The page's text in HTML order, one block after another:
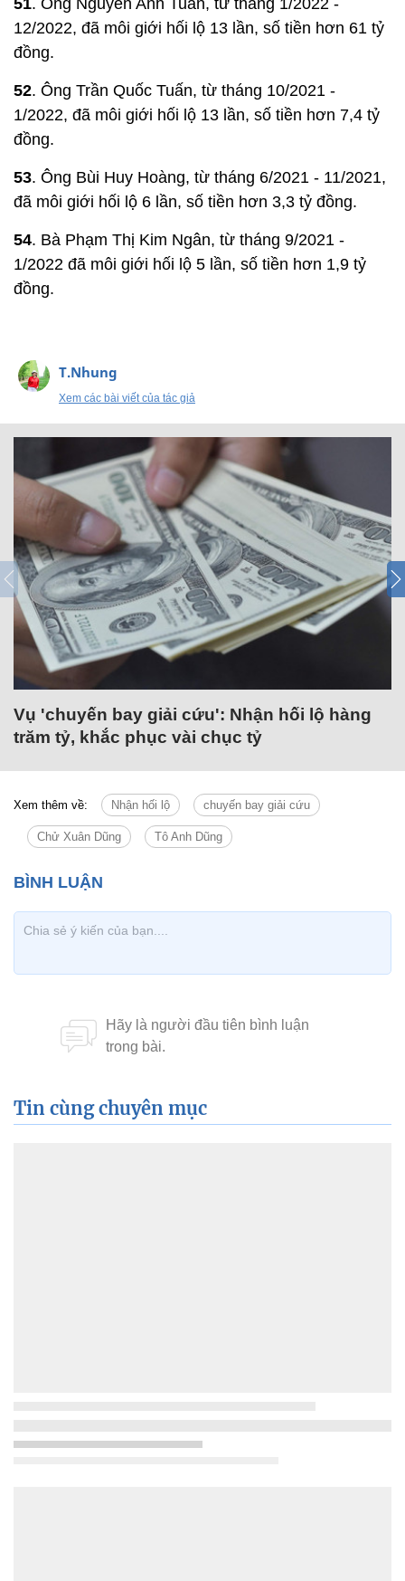
51. Ông Nguyễn Anh Tuấn, từ tháng 1/2022 -
12/2022, đã môi giới hối lộ 13 lần, số tiền hơn 61 tỷ
đồng.
52. Ông Trần Quốc Tuấn, từ tháng 10/2021 -
1/2022, đã môi giới hối lộ 13 lần, số tiền hơn 7,4 tỷ
đồng.
53. Ông Bùi Huy Hoàng, từ tháng 6/2021 - 11/2021,
đã môi giới hối lộ 6 lần, số tiền hơn 3,3 tỷ đồng.
54. Bà Phạm Thị Kim Ngân, từ tháng 9/2021 -
1/2022 đã môi giới hối lộ 5 lần, số tiền hơn 1,9 tỷ
đồng.
T.Nhung
Xem các bài viết của tác giả
Vụ 'chuyến bay giải cứu': Nhận hối lộ hàng
trăm tỷ, khắc phục vài chục tỷ
Xem thêm về: Nhận hối lộ chuyến bay giải cứu
Chử Xuân Dũng Tô Anh Dũng
Tin cùng chuyên mục